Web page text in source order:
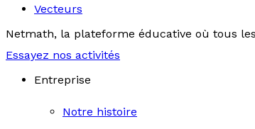
Vecteurs
Netmath, la plateforme éducative où tous
Essayez nos activités
Entreprise
Notre histoire